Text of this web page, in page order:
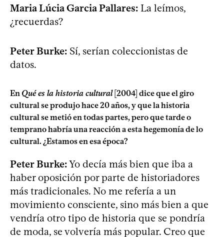
Maria Lúcia Garcia Pallares: La leímos,
¿recuerdas?
Peter Burke: Sí, serían coleccionistas de
datos.
En Qué es la historia cultural[2004] dice que el giro
cultural se produjo hace 20 años, y que la historia
cultural se metió en todas partes, pero que tarde o
temprano habría una reacción a esta hegemonía de lo
cultural. ¿Estamos en esa época?
Peter Burke:Yo decía más bien que iba a
haber oposición por parte de historiadores
más tradicionales. No me refería a un
movimiento consciente, sino más bien a que
vendría otro tipo de historia que se pondría
de moda, se volvería más popular. Creo que